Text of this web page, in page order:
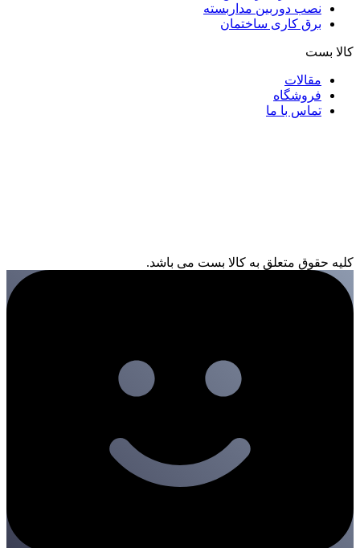
نصب دوربین مداربسته
برق کاری ساختمان
کالا بست
مقالات
فروشگاه
تماس با ما
کلیه حقوق متعلق به کالا بست می باشد.